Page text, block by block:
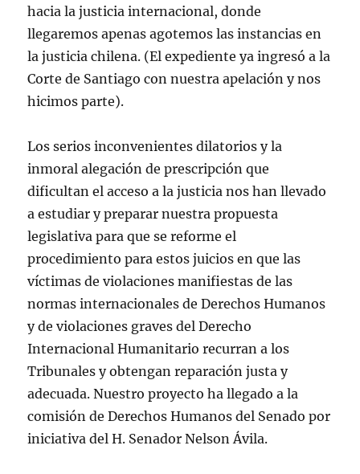
hacia la justicia internacional, donde
llegaremos apenas agotemos las instancias en
la justicia chilena. (El expediente ya ingresó a la
Corte de Santiago con nuestra apelación y nos
hicimos parte).
Los serios inconvenientes dilatorios y la
inmoral alegación de prescripción que
dificultan el acceso a la justicia nos han llevado
a estudiar y preparar nuestra propuesta
legislativa para que se reforme el
procedimiento para estos juicios en que las
víctimas de violaciones manifiestas de las
normas internacionales de Derechos Humanos
y de violaciones graves del Derecho
Internacional Humanitario recurran a los
Tribunales y obtengan reparación justa y
adecuada. Nuestro proyecto ha llegado a la
comisión de Derechos Humanos del Senado por
iniciativa del H. Senador Nelson Ávila.